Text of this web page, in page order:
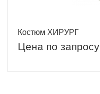
Костюм ХИРУРГ
Цена по запросу